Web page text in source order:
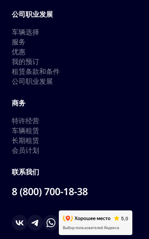
公司职业发展
车辆选择
服务
优惠
我的预订
租赁条款和条件
公司职业发展
商务
特许经营
车辆租赁
长期租赁
会员计划
联系我们
8 (800) 700-18-38